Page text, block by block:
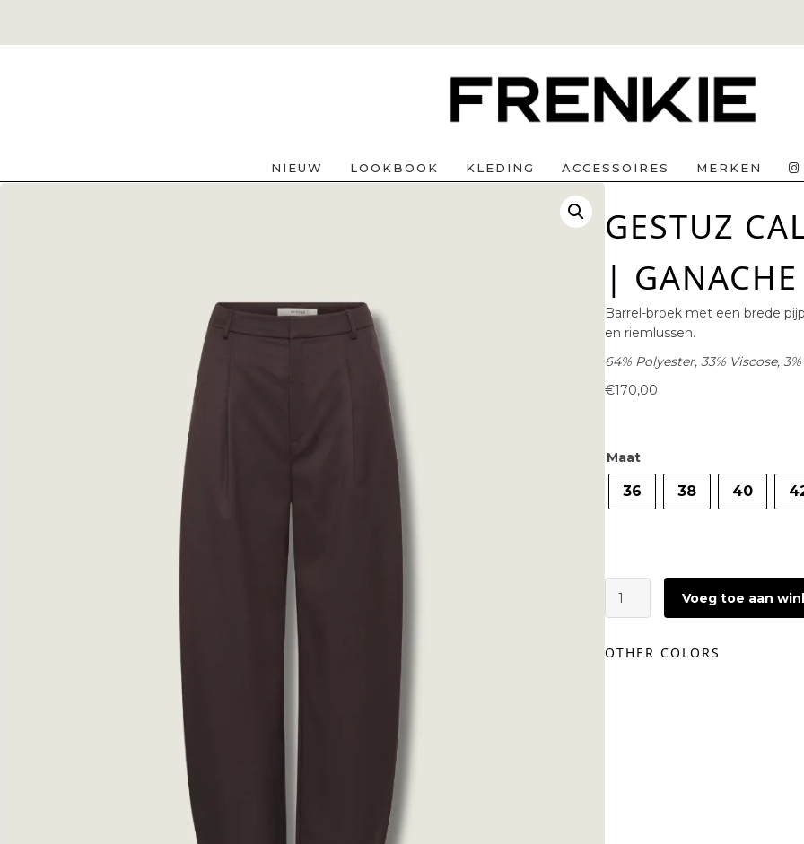
NIEUW LOOKBOOK KLEDING ACCESSOIRES MERKEN
GESTUZ
| GANACHE
Barrel-broek met een brede
en riemlussen.
64% Polyester, 33% Viscose,
€170,00
Maat
36 38 40
Callia
Barrel
Voeg toe aan
OTHER COLORS